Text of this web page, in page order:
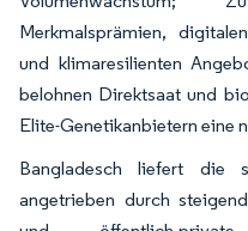
Merkmalsprämien,
und klimaresilienten
belohnen Direktsaat und
Elite-Genetikanbietern eine
Bangladesch liefert die
angetrieben durch